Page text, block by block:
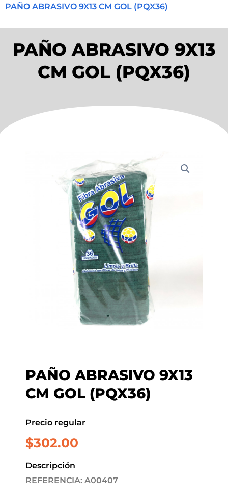
PAÑO ABRASIVO 9X13 CM GOL (PQX36)
PAÑO ABRASIVO 9X13
CM GOL (PQX36)
PAÑO ABRASIVO 9X13
CM GOL (PQX36)
Precio regular
$302.00
Descripción
REFERENCIA: A00407